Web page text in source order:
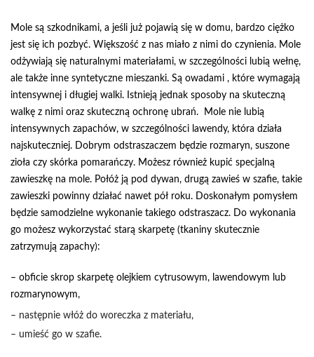
Mole są szkodnikami, a jeśli już pojawią się w domu, bardzo ciężko
jest się ich pozbyć. Większość z nas miało z nimi do czynienia. Mole
odżywiają się naturalnymi materiałami, w szczególności lubią wełnę,
ale także inne syntetyczne mieszanki. Są owadami , które wymagają
intensywnej i długiej walki. Istnieją jednak sposoby na skuteczną
walkę z nimi oraz skuteczną ochronę ubrań. Mole nie lubią
intensywnych zapachów, w szczególności lawendy, która działa
najskuteczniej. Dobrym odstraszaczem będzie rozmaryn, suszone
zioła czy skórka pomarańczy. Możesz również kupić specjalną
zawieszkę na mole. Połóż ją pod dywan, drugą zawieś w szafie, takie
zawieszki powinny działać nawet pół roku. Doskonałym pomysłem
będzie samodzielne wykonanie takiego odstraszacz. Do wykonania
go możesz wykorzystać starą skarpetę (tkaniny skutecznie
zatrzymują zapachy):
– obficie skrop skarpetę olejkiem cytrusowym, lawendowym lub
rozmarynowym,
– następnie włóż do woreczka z materiału,
– umieść go w szafie.